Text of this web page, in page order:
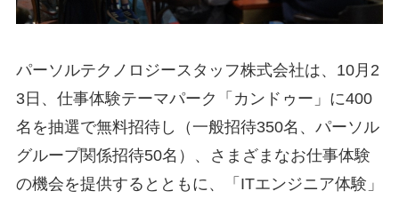
パーソルテクノロジースタッフ株式会社は、10月2
3日、仕事体験テーマパーク「カンドゥー」に400
名を抽選で無料招待し（一般招待350名、パーソル
グループ関係招待50名）、さまざまなお仕事体験
の機会を提供するとともに、「ITエンジニア体験」